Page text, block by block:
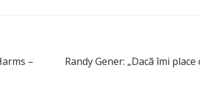
–
Randy Gener: „Dacã îmi